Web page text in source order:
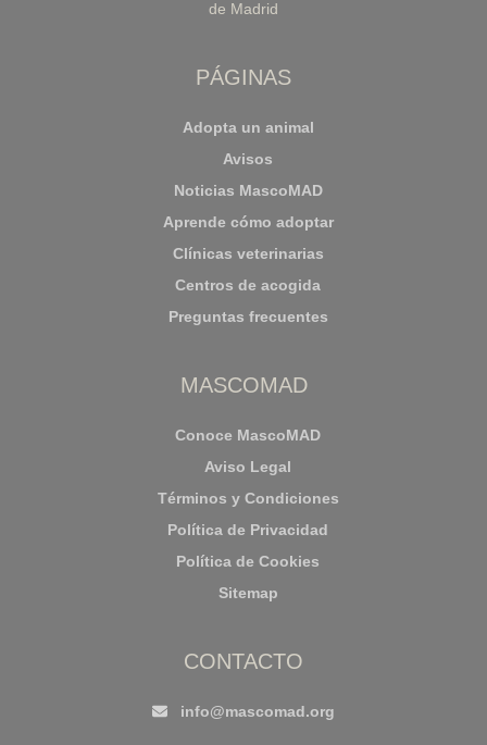
de Madrid
PÁGINAS
Adopta un animal
Avisos
Noticias MascoMAD
Aprende cómo adoptar
Clínicas veterinarias
Centros de acogida
Preguntas frecuentes
MASCOMAD
Conoce MascoMAD
Aviso Legal
Términos y Condiciones
Política de Privacidad
Política de Cookies
Sitemap
CONTACTO
info@mascomad.org